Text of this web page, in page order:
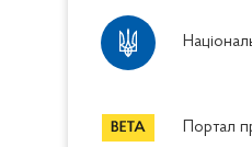
Портал